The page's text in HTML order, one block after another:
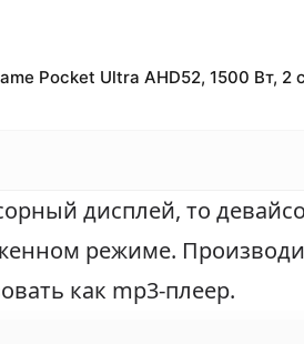
дисплей, то
режиме.
как mp3-плеер.